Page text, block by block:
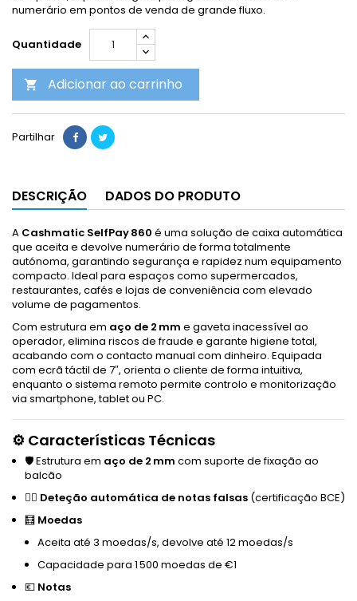
numerário em pontos de venda de grande fluxo.
Quantidade
 Adicionar ao carrinho
Partilhar
DESCRIÇÃO DADOS DO PRODUTO
A Cashmatic SelfPay 860 é uma solução de caixa automática
que aceita e devolve numerário de forma totalmente
autónoma, garantindo segurança e rapidez num equipamento
compacto. Ideal para espaços como supermercados,
restaurantes, cafés e lojas de conveniência com elevado
volume de pagamentos.
Com estrutura em aço de 2 mm e gaveta inacessível ao
operador, elimina riscos de fraude e garante higiene total,
acabando com o contacto manual com dinheiro. Equipada
com ecrã táctil de 7″, orienta o cliente de forma intuitiva,
enquanto o sistema remoto permite controlo e monitorização
via smartphone, tablet ou PC.
⚙️ Características Técnicas
🛡️ Estrutura em aço de 2 mm com suporte de fixação ao
balcão
🕵️‍♂️ Deteção automática de notas falsas (certificação BCE)
🧮 Moedas
Aceita até 3 moedas/s, devolve até 12 moedas/s
Capacidade para 1 500 moedas de €1
💶 Notas